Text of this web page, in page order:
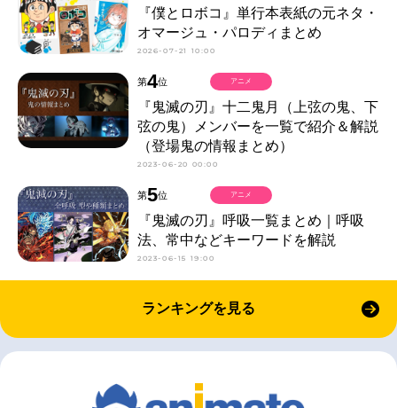
『僕とロボコ』単行本表紙の元ネタ・
オマージュ・パロディまとめ
2026-07-21 10:00
第4位
『鬼滅の刃』十二鬼月（上弦の鬼、下
弦の鬼）メンバーを一覧で紹介＆解説
（登場鬼の情報まとめ）
2023-06-20 00:00
アニメ
第5位
『鬼滅の刃』呼吸一覧まとめ｜呼吸
法、常中などキーワードを解説
2023-06-15 19:00
アニメ
ランキングを見る